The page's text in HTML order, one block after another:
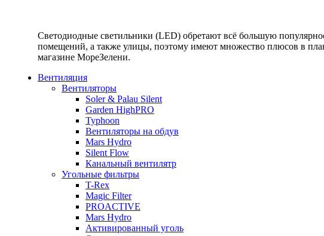
Светодиодные светильники (LED) обретают всё большую
помещений, а также улицы, поэтому имеют множество плюсов в
магазине МореЗелени.
Вентиляция
Вентиляторы
Soler & Palau Silent
Garden HighPRO
Typhoon
Вентиляторы на обдув
Mars Hydro
Silent Flow
Канальный вентилятр
Угольные фильтры
T-Rex
Magic Filter
PROACTIVE
Mars Hydro
Активированный уголь